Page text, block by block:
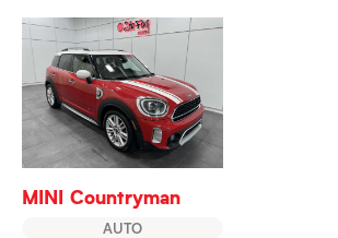
MINI Countryman
AUTO